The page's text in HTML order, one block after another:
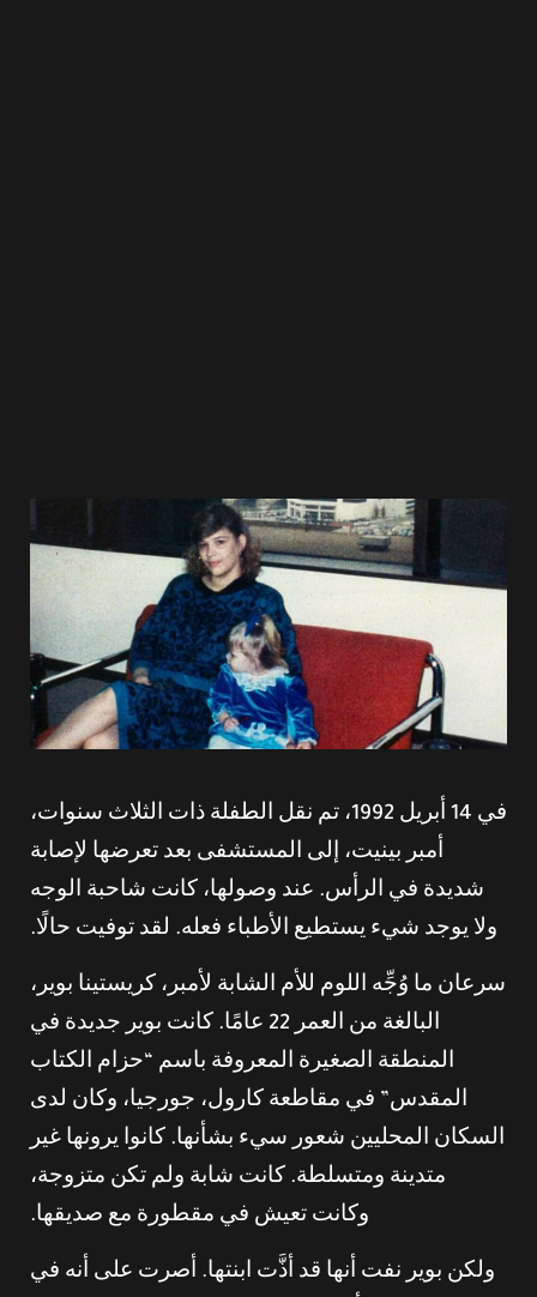
في 14 أبريل 1992، تم نقل الطفلة ذات الثلاث سنوات،
أمبر بينيت، إلى المستشفى بعد تعرضها لإصابة
شديدة في الرأس. عند وصولها، كانت شاحبة الوجه
ولا يوجد شيء يستطيع الأطباء فعله. لقد توفيت حالًا.
سرعان ما وُجِّه اللوم للأم الشابة لأمبر، كريستينا بوير،
البالغة من العمر 22 عامًا. كانت بوير جديدة في
المنطقة الصغيرة المعروفة باسم “حزام الكتاب
المقدس” في مقاطعة كارول، جورجيا، وكان لدى
السكان المحليين شعور سيء بشأنها. كانوا يرونها غير
متدينة ومتسلطة. كانت شابة ولم تكن متزوجة،
وكانت تعيش في مقطورة مع صديقها.
ولكن بوير نفت أنها قد أذَّت ابنتها. أصرت على أنه في